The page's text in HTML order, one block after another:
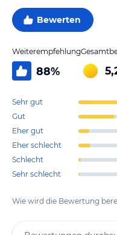
Bewerten
Weiterempfehlung
88%
Sehr gut
Gut
Eher gut
Eher schlecht
Schlecht
Sehr schlecht
Wie wird die Bewertung